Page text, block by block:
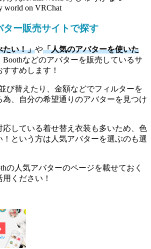
world on VRChat
ー販売サイトで探す
たい！」や「人気のアバターを使いた
Boothなどのアバターを販売しているサ
すめします！
び替えたり、金額などでフィルターを
、自分の希望通りのアバターを見つけ
応している着せ替え衣装も多いため、色
！という方は人気アバターを選ぶのも選
の人気アバターのページを載せておく
ください！